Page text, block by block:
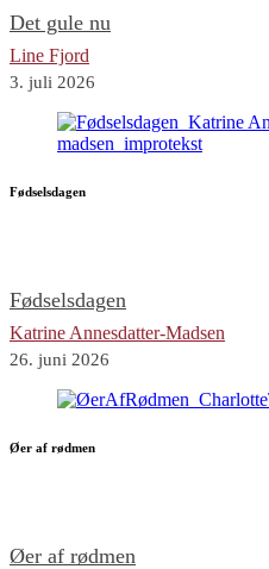
Det gule nu
Line Fjord
3. juli 2026
Fødselsdagen
Fødselsdagen
Katrine Annesdatter-Madsen
26. juni 2026
Øer af rødmen
Øer af rødmen